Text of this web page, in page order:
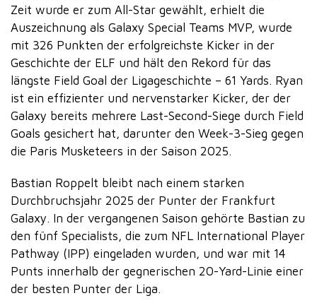
Zeit wurde er zum All-Star gewählt, erhielt die
Auszeichnung als Galaxy Special Teams MVP, wurde
mit 326 Punkten der erfolgreichste Kicker in der
Geschichte der ELF und hält den Rekord für das
längste Field Goal der Ligageschichte – 61 Yards. Ryan
ist ein effizienter und nervenstarker Kicker, der der
Galaxy bereits mehrere Last-Second-Siege durch Field
Goals gesichert hat, darunter den Week-3-Sieg gegen
die Paris Musketeers in der Saison 2025.
Bastian Roppelt bleibt nach einem starken
Durchbruchsjahr 2025 der Punter der Frankfurt
Galaxy. In der vergangenen Saison gehörte Bastian zu
den fünf Specialists, die zum NFL International Player
Pathway (IPP) eingeladen wurden, und war mit 14
Punts innerhalb der gegnerischen 20-Yard-Linie einer
der besten Punter der Liga.